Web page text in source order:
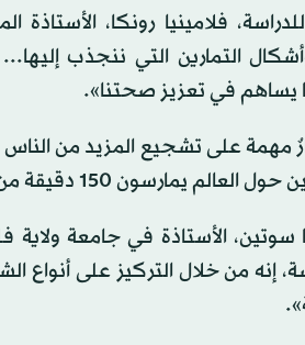
فلامينيا رونكا،
التمارين التي ننجذب
في تعزيز صحتنا».
سوتين، الأستاذة في جامعة
إنه من خلال التركيز على